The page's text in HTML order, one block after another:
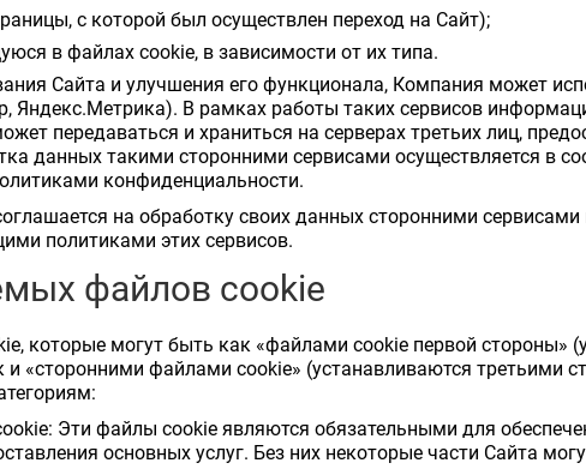
с которой был осуществлен переход на Сайт);
в файлах cookie, в зависимости от их типа.
Сайта и улучшения его функционала, Компания может
Яндекс.Метрика). В рамках работы таких сервисов
передаваться и храниться на серверах третьих лиц,
данных такими сторонними сервисами осуществляется в
конфиденциальности.
на обработку своих данных сторонними сервисами
политиками этих сервисов.
файлов cookie
которые могут быть как «файлами cookie первой стороны»
и «сторонними файлами cookie» (устанавливаются третьими
Эти файлы cookie являются обязательными для
основных услуг. Без них некоторые части Сайта